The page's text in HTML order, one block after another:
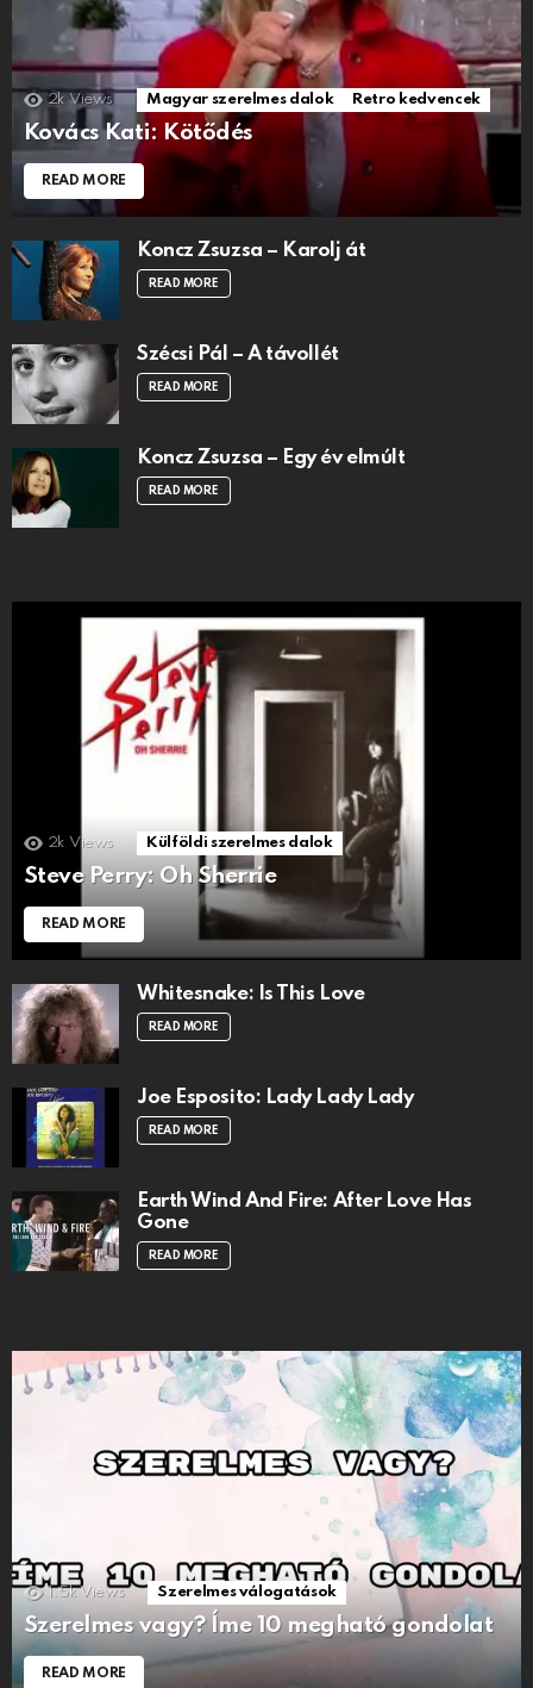
2k Views Magyar szerelmes dalok Retro kedvencek
Kovács Kati: Kötődés
READ MORE
Koncz Zsuzsa – Karolj át
READ MORE
Szécsi Pál – A távollét
READ MORE
Koncz Zsuzsa – Egy év elmúlt
READ MORE
2k Views Külföldi szerelmes dalok
Steve Perry: Oh Sherrie
READ MORE
Whitesnake: Is This Love
READ MORE
Joe Esposito: Lady Lady Lady
READ MORE
Earth Wind And Fire: After Love Has
Gone
READ MORE
1.5k Views Szerelmes válogatások
Szerelmes vagy? Íme 10 megható gondolat
READ MORE